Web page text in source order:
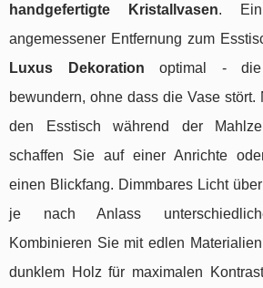
handgefertigte Kristallvasen. Ein
angemessener Entfernung zum
Luxus Dekoration optimal - die
bewundern, ohne dass die Vase stört.
den Esstisch während der
schaffen Sie auf einer Anrichte
einen Blickfang. Dimmbares Licht
je nach Anlass
Kombinieren Sie mit edlen
dunklem Holz für maximalen